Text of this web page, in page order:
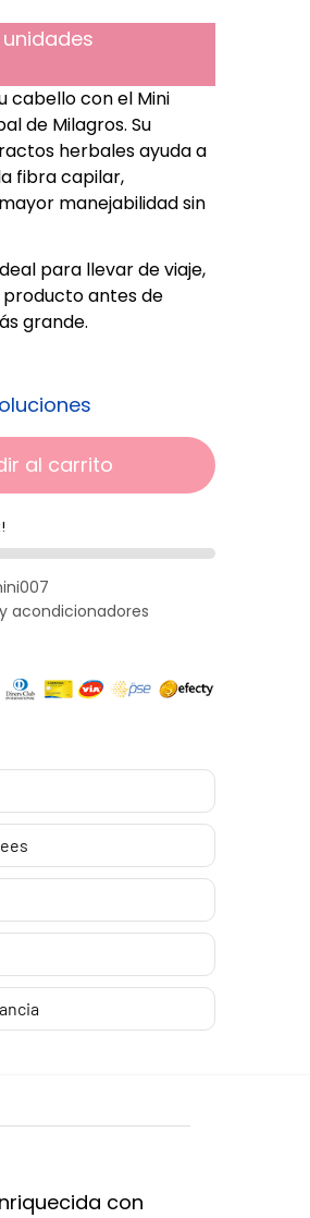
cabello con el Mini
de Milagros. Su
herbales ayuda a
fibra capilar,
manejabilidad sin
para llevar de viaje,
antes de
grande.
al carrito
acondicionadores
con